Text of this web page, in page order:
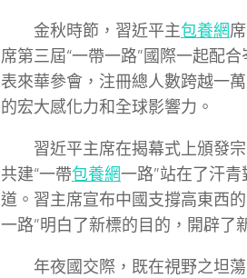
金秋時節，習近平主包養網
席第三屆“一帶一路”國際一起配
表來華參會，注冊總人數跨越一
的宏大感化力和全球影響力。
習近平主席在揭幕式上頒發
共建“一帶包養網一路”站在了汗
道。習主席宣布中國支撐高東西
一路”明白了新標的目的，開辟了
年夜國交際，既在視野之坦